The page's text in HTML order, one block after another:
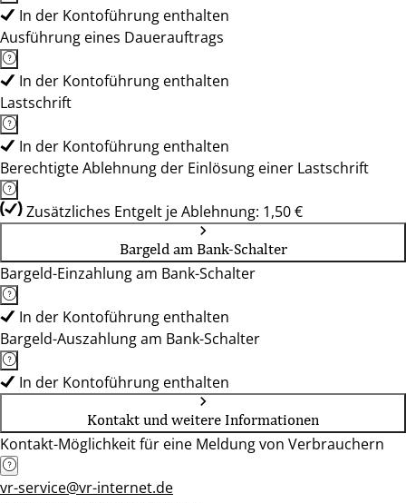
In der Kontoführung enthalten
Ausführung eines Dauerauftrags
In der Kontoführung enthalten
Lastschrift
In der Kontoführung enthalten
Berechtigte Ablehnung der Einlösung einer Lastschrift
Zusätzliches Entgelt je Ablehnung: 1,50 €
Bargeld am Bank-Schalter
Bargeld-Einzahlung am Bank-Schalter
In der Kontoführung enthalten
Bargeld-Auszahlung am Bank-Schalter
In der Kontoführung enthalten
Kontakt und weitere Informationen
Kontakt-Möglichkeit für eine Meldung von Verbrauchern
vr-service@vr-internet.de